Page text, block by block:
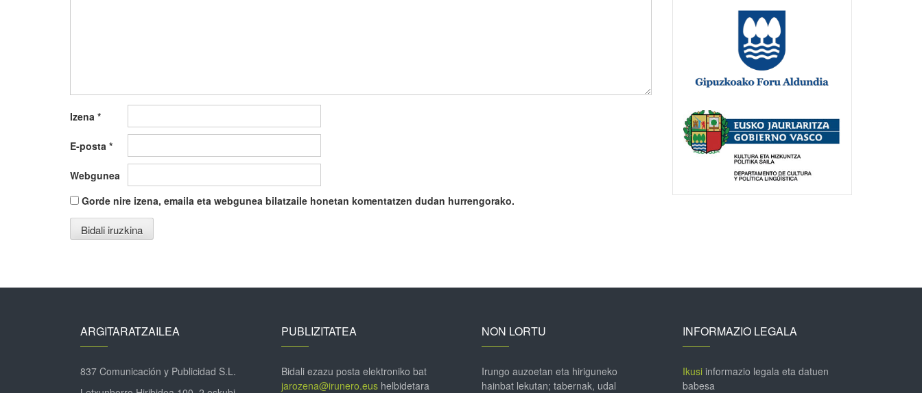
Izena *
E-posta *
Webgunea
Gorde nire izena, emaila eta webgunea bilatzaile honetan komentatzen dudan hurrengorako.
ARGITARATZAILEA
837 Comunicación y Publicidad S.L.
PUBLIZITATEA
Bidali ezazu posta elektroniko bat
jarozena@irunero.eushelbidetara
NON LORTU
Irungo auzoetan eta hiriguneko
hainbat lekutan; tabernak, udal
INFORMAZIO LEGALA
Ikusiinformazio legala eta datuen
babesa